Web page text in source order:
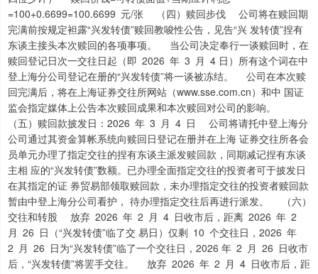
=100+0.6699=100.6699 元/张 （四）赎回步伐 公司将在赎回期
完满前按规定袒露“兴发转债”赎回教唆性公告，见告“兴 发转债”捏有
东谈主接头本次赎回的各项事项。 当公司决定奉行一谈赎回时，在
赎回登记日次一交往日起（即 2026 年 3 月 4 日）所有这个词在中
登上海分公司登记在册的“兴发转债”将一谈被冻结。 公司在本次赎
回完满后，将在上海证券交往所网站（www.sse.com.cn）和中 国证
监会指定媒体上公告本次赎回成果和本次赎回对公司的影响。
（五）赎回款披发日：2026 年 3 月 4 日 公司将请托中登上海分
公司通过其资金算帐系统向赎回日登记在册并在上海 证券交往所各会
员单元办理了指定交往的捏有东谈主派发赎回款，同期减记捏有东谈
主相 应的“兴发转债”数额。已办理全面指定交往的投资者可于披发日
在其指定的证 券贸易部领取赎回款，未办理指定交往的投资者赎回款
暂由中登上海分公司看护， 待办理指定交往后再进行派发。 （六）
交往和转股 放弃 2026 年 2 月 4 日收市后，距离 2026 年 2
月 26 日（“兴发转债”临了交 易日）仅剩 10 个交往日，2026 年
2 月 26 日为“兴发转债”临了一个交往日，2026 年 2 月 26 日收市
后，“兴发转债”将罢手交往。 放弃 2026 年 2 月 4 日收市后，距